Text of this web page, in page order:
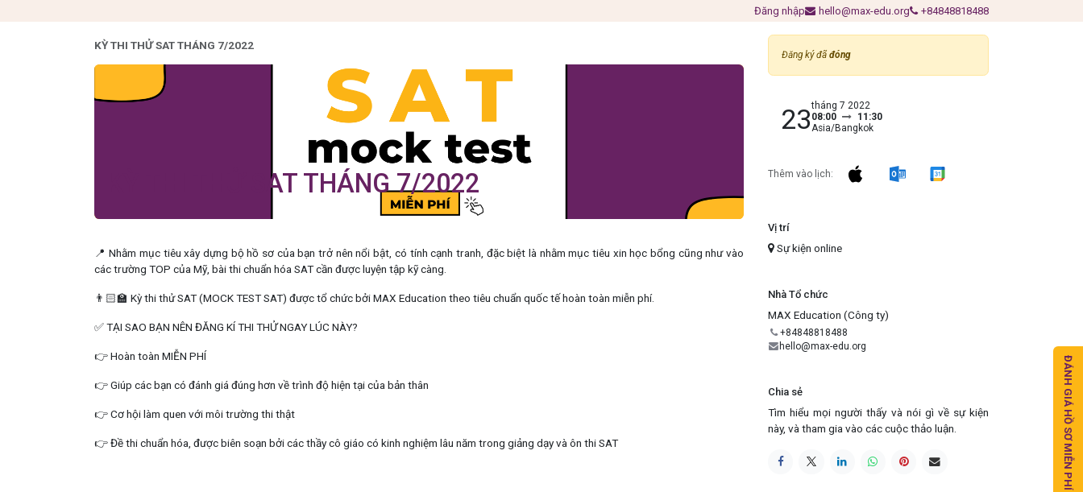
Đăng nhập hello@max-edu.org +84848818488
KỲ THI THỬ SAT THÁNG 7/2022
KỲ THI THỬ SAT THÁNG 7/2022
📍 Nhằm mục tiêu xây dựng bộ hồ sơ của bạn trở nên nổi bật, có tính cạnh tranh, đặc biệt là nhằm mục tiêu xin học bổng cũng như vào
các trường TOP của Mỹ, bài thi chuẩn hóa SAT cần được luyện tập kỹ càng.
👨🏻‍🏫 Kỳ thi thử SAT (MOCK TEST SAT) đượctổ chức bởi MAX Education theo tiêu chuẩn quốc tế hoàn toàn miễn phí.
✅ TẠI SAO BẠN NÊN ĐĂNG KÍ THI THỬ NGAY LÚC NÀY?
👉 Hoàn toàn MIỄN PHÍ
👉 Giúp các bạn có đánh giá đúng hơn về trình độ hiện tại của bản thân
👉 Cơ hội làm quen với môi trường thi thật
👉 Đề thi chuẩn hóa, được biên soạn bởi các thầy cô giáo có kinh nghiệm lâu năm trong giảng dạy và ôn thi SAT
Đăng ký đã đóng
23tháng 7 2022
08:00
11:30
Asia/Bangkok
Thêm vào lịch:
Vị trí
Sự kiện online
Nhà Tổ chức
MAX Education (Công ty)
+84848818488
hello@max-edu.org
Chia sẻ
Tìm hiểu mọi người thấy và nói gì về sự kiện
này, và tham gia vào các cuộc thảo luận.
ĐÁNH GIÁ HỒ SƠ MIỄN PHÍ